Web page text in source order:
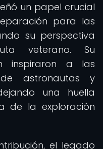
un papel crucial
para las
su perspectiva
veterano. Su
inspiraron a las
astronautas y
una huella
de la exploración
el legado